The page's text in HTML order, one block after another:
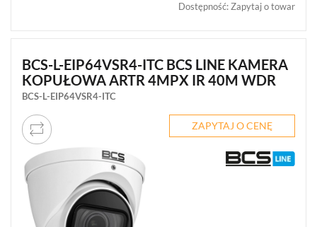
Dostępność:Zapytaj o towar
BCS-L-EIP64VSR4-ITC BCS LINE KAMERA
KOPUŁOWA ARTR 4MPX IR 40M WDR
BCS-L-EIP64VSR4-ITC
ZAPYTAJ O CENĘ